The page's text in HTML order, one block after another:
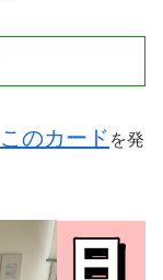
このカード を発